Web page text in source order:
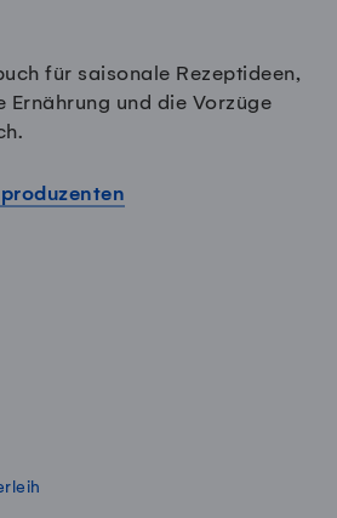
für saisonale Rezeptideen,
Ernährung und die Vorzüge